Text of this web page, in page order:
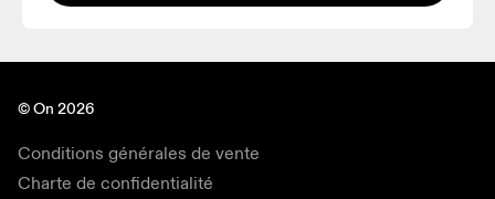
© On 2026
Conditions générales de vente
Charte de confidentialité